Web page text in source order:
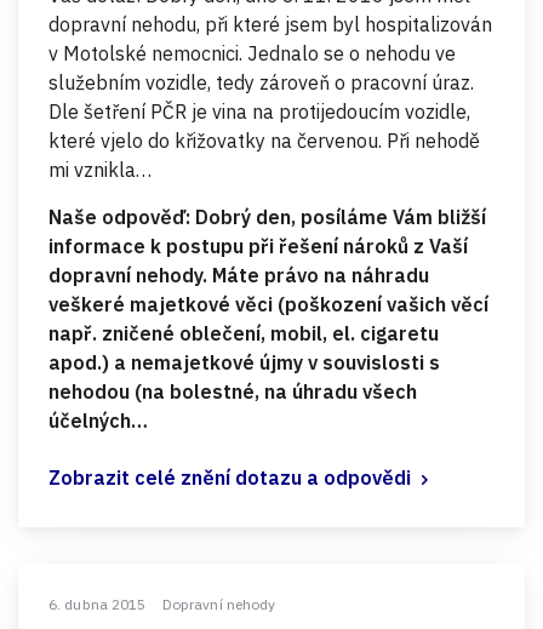
dopravní nehodu, při které jsem byl hospitalizován
v Motolské nemocnici. Jednalo se o nehodu ve
služebním vozidle, tedy zároveň o pracovní úraz.
Dle šetření PČR je vina na protijedoucím vozidle,
které vjelo do křižovatky na červenou. Při nehodě
mi vznikla…
Naše odpověď: Dobrý den, posíláme Vám bližší
informace k postupu při řešení nároků z Vaší
dopravní nehody. Máte právo na náhradu
veškeré majetkové věci (poškození vašich věcí
např. zničené oblečení, mobil, el. cigaretu
apod.) a nemajetkové újmy v souvislosti s
nehodou (na bolestné, na úhradu všech
účelných…
Zobrazit celé znění dotazu a odpovědi
6. dubna 2015 Dopravní nehody